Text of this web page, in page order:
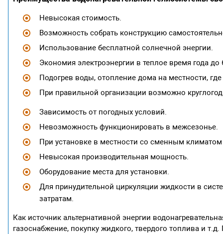
Невысокая стоимость.
Возможность собрать конструкцию
Использование бесплатной солнечной энергии.
Экономия электроэнергии в теплое время года до
Подогрев воды, отопление дома на местности,
При правильной организации возможно
Зависимость от погодных условий.
Невозможность функционировать в межсезонье.
При установке в местности со сменным
Невысокая производительная мощность.
Оборудование места для установки.
Для принудительной циркуляции жидкости в
затратам.
Как источник альтернативной энергии
газоснабжение, покупку жидкого, твердого топлива и